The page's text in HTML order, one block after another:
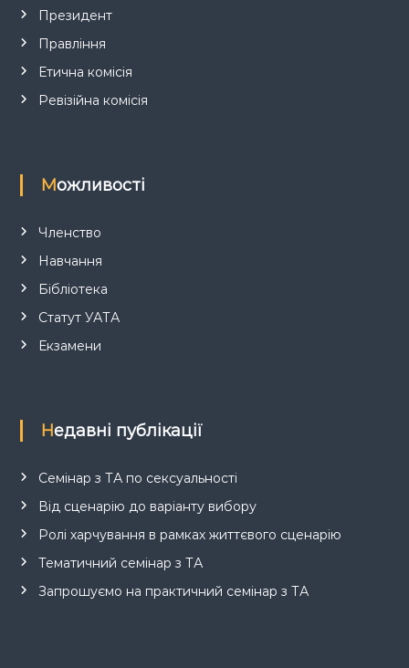
с
в
Президент
Правління
Етична комісія
Ревізійна комісія
Можливості
Членство
Навчання
Бібліотека
Статут УАТА
Екзамени
Недавні публікації
Семінар з ТА по сексуальності
Від сценарію до варіанту вибору
Ролі харчування в рамках життєвого сценарію
Тематичний семінар з ТА
Запрошуємо на практичний семінар з ТА